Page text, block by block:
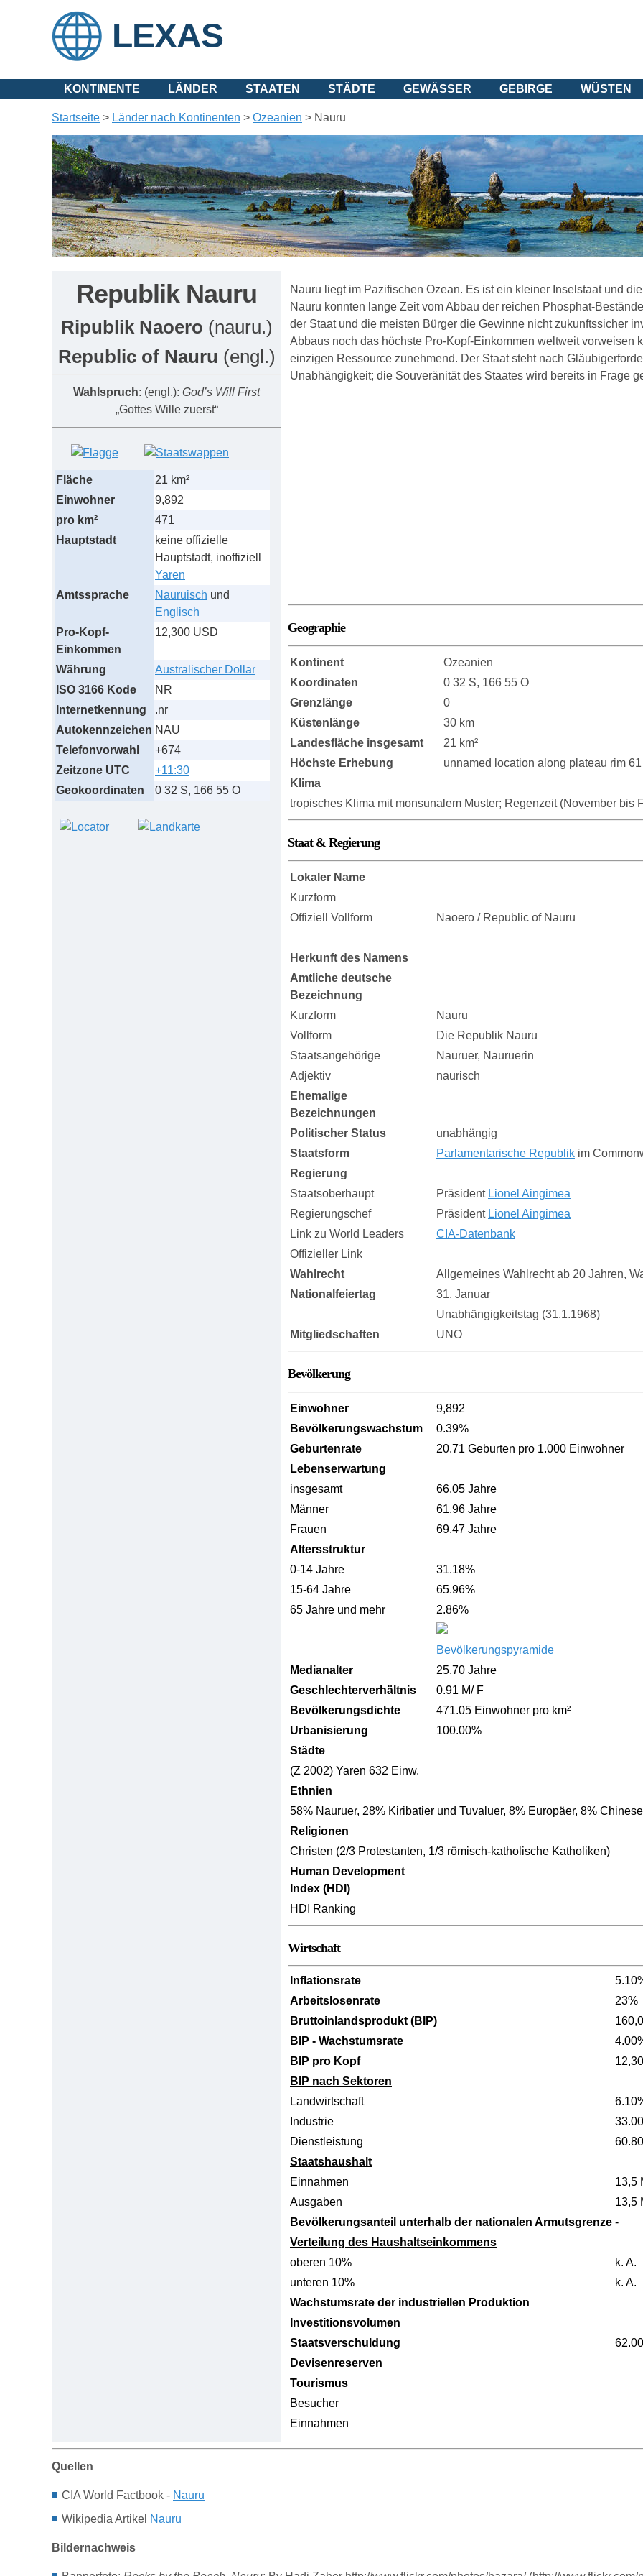
LEXAS
KONTINENTE LÄNDER STAATEN STÄDTE GEWÄSSER GEBIRGE WÜSTEN
Startseite > Länder nach Kontinenten > Ozeanien > Nauru
Republik Nauru
Ripublik Naoero (nauru.)
Republic of Nauru (engl.)
Wahlspruch: (engl.): God’s Will First
„Gottes Wille zuerst“
Fläche
21 km²
Einwohner
9,892
pro km²
471
Hauptstadt
keine offizielle
Hauptstadt, inoffiziell
Yaren
Amtssprache
Nauruisch und
Englisch
Pro-Kopf-
Einkommen
12,300 USD
Währung
Australischer Dollar
ISO 3166 Kode
NR
Internetkennung
.nr
Autokennzeichen NAU
Telefonvorwahl
+674
Zeitzone UTC
+11:30
Geokoordinaten
0 32 S, 166 55 O
Nauru liegt im Pazifischen Ozean. Es ist ein kleiner Inselstaat und
Nauru konnten lange Zeit vom Abbau der reichen Phosphat-
der Staat und die meisten Bürger die Gewinne nicht zukunftssicher
Abbaus noch das höchste Pro-Kopf-Einkommen weltweit vorweisen
einzigen Ressource zunehmend. Der Staat steht nach
Unabhängigkeit; die Souveränität des Staates wird bereits in Frage
Geographie
Kontinent
Ozeanien
Koordinaten
0 32 S, 166 55 O
Grenzlänge
0
Küstenlänge
30 km
Landesfläche insgesamt
21 km²
Höchste Erhebung
unnamed location along plateau rim
Klima
tropisches Klima mit monsunalem Muster; Regenzeit (November bis
Staat & Regierung
Lokaler Name
Kurzform
Offiziell Vollform
Naoero / Republic of Nauru
Herkunft des Namens
Amtliche deutsche
Bezeichnung
Kurzform
Nauru
Vollform
Die Republik Nauru
Staatsangehörige
Nauruer, Nauruerin
Adjektiv
naurisch
Ehemalige
Bezeichnungen
Politischer Status
unabhängig
Staatsform
Parlamentarische Republik im
Regierung
Staatsoberhaupt
Präsident Lionel Aingimea
Regierungschef
Präsident Lionel Aingimea
Link zu World Leaders
CIA-Datenbank
Offizieller Link
Wahlrecht
Allgemeines Wahlrecht ab 20 Jahren,
Nationalfeiertag
31. Januar
Unabhängigkeitstag (31.1.1968)
Mitgliedschaften
UNO
Bevölkerung
Einwohner
9,892
Bevölkerungswachstum
0.39%
Geburtenrate
20.71 Geburten pro 1.000 Einwohner
Lebenserwartung
insgesamt
66.05 Jahre
Männer
61.96 Jahre
Frauen
69.47 Jahre
Altersstruktur
0-14 Jahre
31.18%
15-64 Jahre
65.96%
65 Jahre und mehr
2.86%
Bevölkerungspyramide
Medianalter
25.70 Jahre
Geschlechterverhältnis
0.91 M/ F
Bevölkerungsdichte
471.05 Einwohner pro km²
Urbanisierung
100.00%
Städte
(Z 2002) Yaren 632 Einw.
Ethnien
58% Nauruer, 28% Kiribatier und Tuvaluer, 8% Europäer, 8%
Religionen
Christen (2/3 Protestanten, 1/3 römisch-katholische Katholiken)
Human Development
Index (HDI)
HDI Ranking
Wirtschaft
Inflationsrate
Arbeitslosenrate
23%
Bruttoinlandsprodukt (BIP)
BIP - Wachstumsrate
BIP pro Kopf
BIP nach Sektoren
Landwirtschaft
Industrie
Dienstleistung
Staatshaushalt
Einnahmen
13,5
Ausgaben
13,5
Bevölkerungsanteil unterhalb der nationalen Armutsgrenze -
Verteilung des Haushaltseinkommens
oberen 10%
k. A.
unteren 10%
k. A.
Wachstumsrate der industriellen Produktion
Investitionsvolumen
Staatsverschuldung
Devisenreserven
Tourismus
Besucher
Einnahmen
Quellen
CIA World Factbook - Nauru
Wikipedia Artikel Nauru
Bildernachweis